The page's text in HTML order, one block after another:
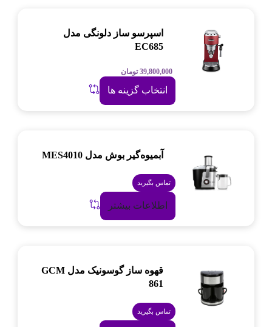
اسپرسو ساز دلونگی مدل
EC685
39,800,000 تومان
انتخاب گزینه ها
آبمیوه‌گیر بوش مدل MES4010
تماس بگیرید
اطلاعات بیشتر
قهوه ساز گوسونیک مدل GCM
861
تماس بگیرید